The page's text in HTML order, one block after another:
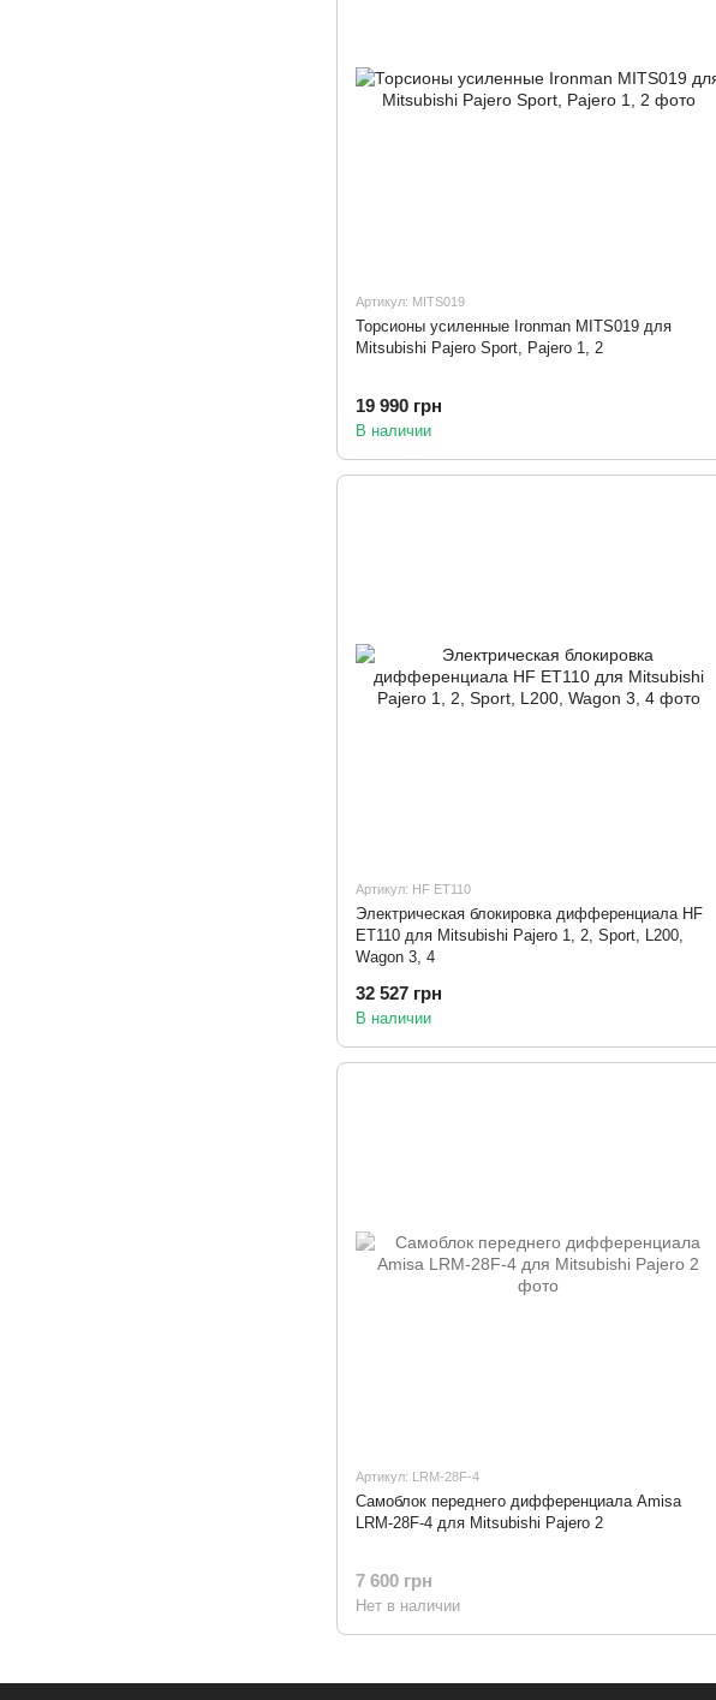
Артикул: MITS019
Торсионы усиленные Ironman MITS019 для
Mitsubishi Pajero Sport, Pajero 1, 2
19 990 грн
В наличии
Артикул: HF ET110
Электрическая блокировка дифференциала HF
ET110 для Mitsubishi Pajero 1, 2, Sport, L200,
Wagon 3, 4
32 527 грн
В наличии
Артикул: LRM-28F-4
Самоблок переднего дифференциала Amisa
LRM-28F-4 для Mitsubishi Pajero 2
7 600 грн
Нет в наличии